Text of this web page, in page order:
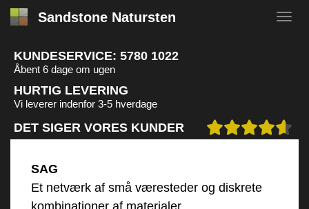
Sandstone Natursten
KUNDESERVICE: 5780 1022
Åbent 6 dage om ugen
HURTIG LEVERING
Vi leverer indenfor 3-5 hverdage
DET SIGER VORES KUNDER
SAG
Et netværk af små væresteder og diskrete
kombinationer af materialer